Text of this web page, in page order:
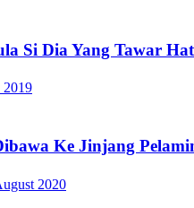
Si Dia Yang Tawar
2019
Ke Jinjang
2020